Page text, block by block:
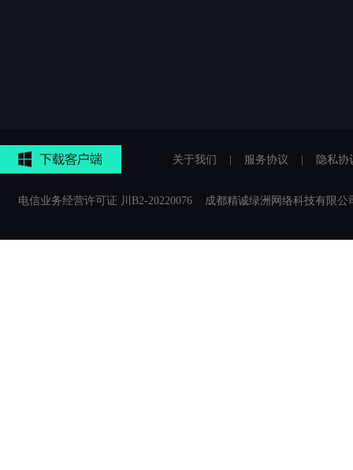
关于我们 | 服务协议 | 隐私协
电信业务经营许可证 川B2-20220076 成都精诚绿洲网络科技有